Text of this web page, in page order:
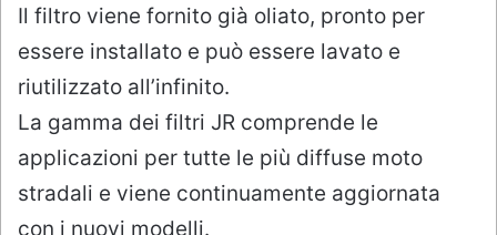
Il filtro viene fornito già oliato, pronto per
essere installato e può essere lavato e
riutilizzato all’infinito.
La gamma dei filtri JR comprende le
applicazioni per tutte le più diffuse moto
stradali e viene continuamente aggiornata
con i nuovi modelli.